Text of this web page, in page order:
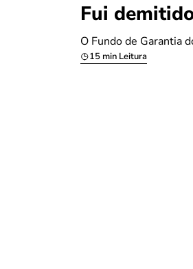
Fui
O Fundo de Garantia
15 min Leitura